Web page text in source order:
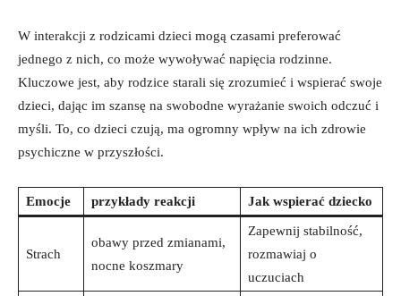
W⁤ interakcji z‌ rodzicami​ dzieci ⁤mogą czasami preferować
jednego ​z‍ nich, co‌ może wywoływać​ napięcia rodzinne.
Kluczowe jest, aby rodzice starali się zrozumieć i wspierać ⁣swoje​
dzieci, dając im szansę‌ na swobodne wyrażanie swoich⁢ odczuć i
myśli. To, co dzieci czują,​ ma ogromny wpływ na⁣ ich zdrowie⁢
psychiczne w przyszłości.
Emocje przykłady ⁣reakcji Jak wspierać dziecko
Strach
obawy przed zmianami,
nocne koszmary
Zapewnij⁤ stabilność,
rozmawiaj o
uczuciach